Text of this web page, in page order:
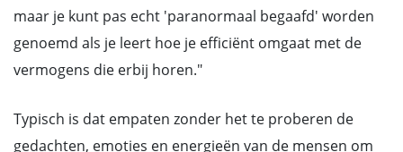
maar je kunt pas echt 'paranormaal begaafd' worden
genoemd als je leert hoe je efficiënt omgaat met de
vermogens die erbij horen."
Typisch is dat empaten zonder het te proberen de
gedachten, emoties en energieën van de mensen om